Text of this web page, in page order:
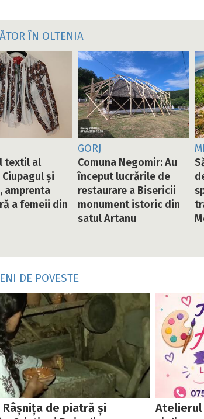
ÎN OLTENIA
textil al
și
amprenta
a femeii din
GORJ
Comuna Negomir: Au
început lucrările de
restaurare a Bisericii
monument istoric din
satul Artanu
DE POVESTE
Râșnița de piatră și
Atelierul